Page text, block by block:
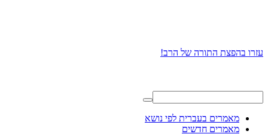
עזרו בהפצת התורה של הרב!
מאמרים בעברית לפי נושא
מאמרים חדשים